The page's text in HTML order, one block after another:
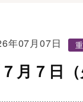
年07月07日
７月７日